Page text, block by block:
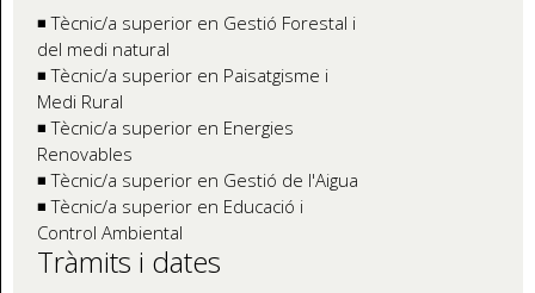
◾ Tècnic/a superior en Gestió Forestal i
del medi natural
◾ Tècnic/a superior en Paisatgisme i
Medi Rural
◾ Tècnic/a superior en Energies
Renovables
◾ Tècnic/a superior en Gestió de l'Aigua
◾ Tècnic/a superior en Educació i
Control Ambiental
Tràmits i dates